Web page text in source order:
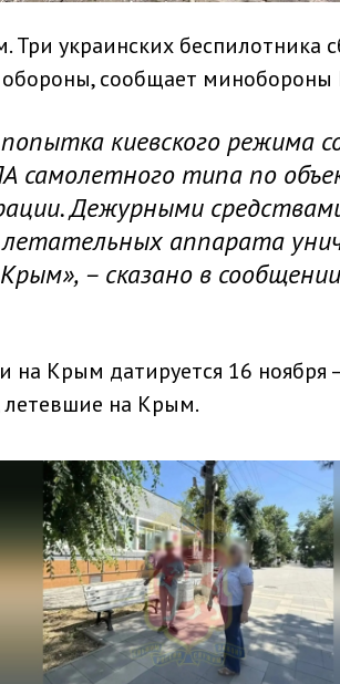
украинских беспилотника
сообщает минобороны
попытка киевского режима
самолетного типа по
Дежурными
аппарата
– сказано в сообщении
на Крым датируется 16 ноября
на Крым.